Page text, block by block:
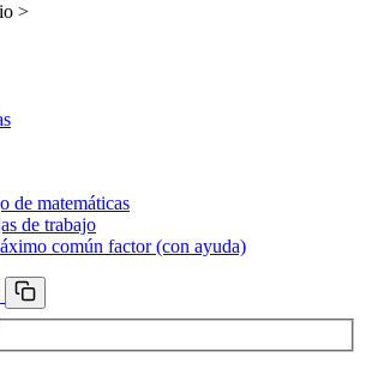
>
de matemáticas
de trabajo
común factor (con ayuda)